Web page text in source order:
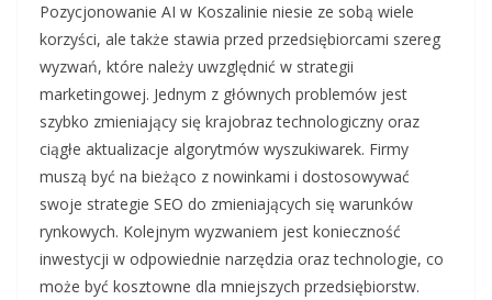
Pozycjonowanie AI w Koszalinie niesie ze sobą wiele
korzyści, ale także stawia przed przedsiębiorcami szereg
wyzwań, które należy uwzględnić w strategii
marketingowej. Jednym z głównych problemów jest
szybko zmieniający się krajobraz technologiczny oraz
ciągłe aktualizacje algorytmów wyszukiwarek. Firmy
muszą być na bieżąco z nowinkami i dostosowywać
swoje strategie SEO do zmieniających się warunków
rynkowych. Kolejnym wyzwaniem jest konieczność
inwestycji w odpowiednie narzędzia oraz technologie, co
może być kosztowne dla mniejszych przedsiębiorstw.